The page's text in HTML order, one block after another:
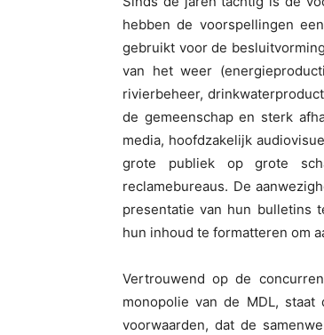
hebben de voorspellingen
gebruikt voor de
van het weer
rivierbeheer,
de gemeenschap en sterk
media, hoofdzakelijk
grote publiek op grote
reclamebureaus. De
presentatie van hun bulletins
hun inhoud te formatteren om
Vertrouwend op de
monopolie van de MDL,
voorwaarden, dat de